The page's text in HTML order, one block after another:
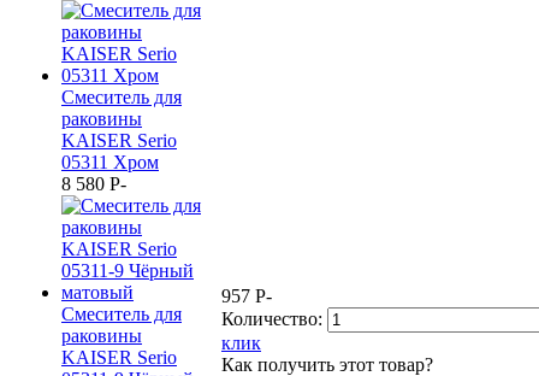
Смеситель для
раковины
KAISER Serio
05311 Хром
8 580 P-
Смеситель для
раковины
KAISER Serio
957 P-
Количество:
клик
Как получить этот товар?